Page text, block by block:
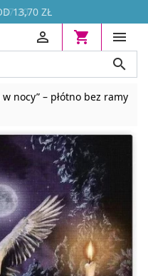
13,70 ZŁ




nocy” – płótno bez ramy